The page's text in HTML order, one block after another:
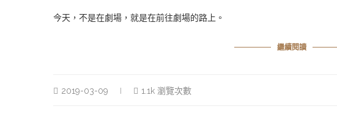
今天，不是在劇場，就是在前往劇場的路上。
繼續閱讀
2019-03-09 1.1k 瀏覽次數